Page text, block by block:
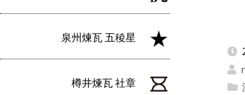
泉州煉瓦 五稜星
樽井煉瓦 社章